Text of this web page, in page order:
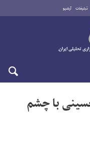
تبلیغات آرشیو
با چشم